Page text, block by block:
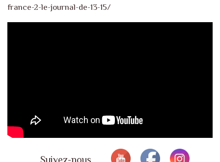
france-2-le-journal-de-13-15/
Suivez-nous